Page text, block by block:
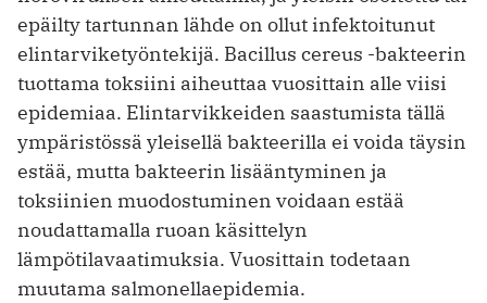
epäilty tartunnan lähde on ollut infektoitunut
elintarviketyöntekijä. Bacillus cereus -bakteerin
tuottama toksiini aiheuttaa vuosittain alle viisi
epidemiaa. Elintarvikkeiden saastumista tällä
ympäristössä yleisellä bakteerilla ei voida täysin
estää, mutta bakteerin lisääntyminen ja
toksiinien muodostuminen voidaan estää
noudattamalla ruoan käsittelyn
lämpötilavaatimuksia. Vuosittain todetaan
muutama salmonellaepidemia.